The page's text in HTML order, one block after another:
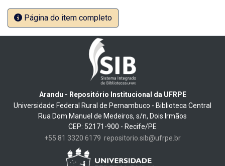
Página do item completo
Arandu - Repositório Institucional da UFRPE
Universidade Federal Rural de Pernambuco - Biblioteca Central
Rua Dom Manuel de Medeiros, s/n, Dois Irmãos
CEP: 52171-900 - Recife/PE
+55 81 3320 6179 repositorio.sib@ufrpe.br